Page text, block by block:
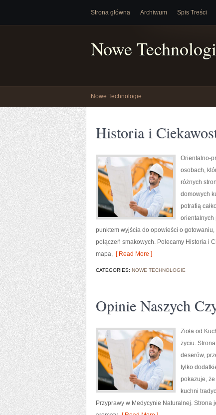
Strona główna Archiwum Spis Treści
Nowe
Nowe Technologie
Historia i
Orientalno-
osobach,
różnych
domowych
potrafią
orientalnych
punktem wyjścia do opowieści o
połączeń smakowych. Polecamy Historia i
mapa, [ Read More ]
CATEGORIES: NOWE TECHNOLOGIE
Opinie Naszych
Zioła od
życiu.
deserów,
tylko
pokazuje,
kuchni
Przyprawy w Medycynie Naturalnej.